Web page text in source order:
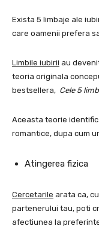
Exista 5 limbaje ale
care oamenii prefera
Limbile iubirii au
teoria originala
bestsellera, Cele 5
Aceasta teorie
romantice, dupa cum
Atingerea fizica
Cercetarile arata ca,
partenerului tau, poti
afectiunea la